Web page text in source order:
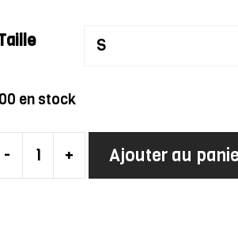
en stock
-
quantité
+ Ajouter au